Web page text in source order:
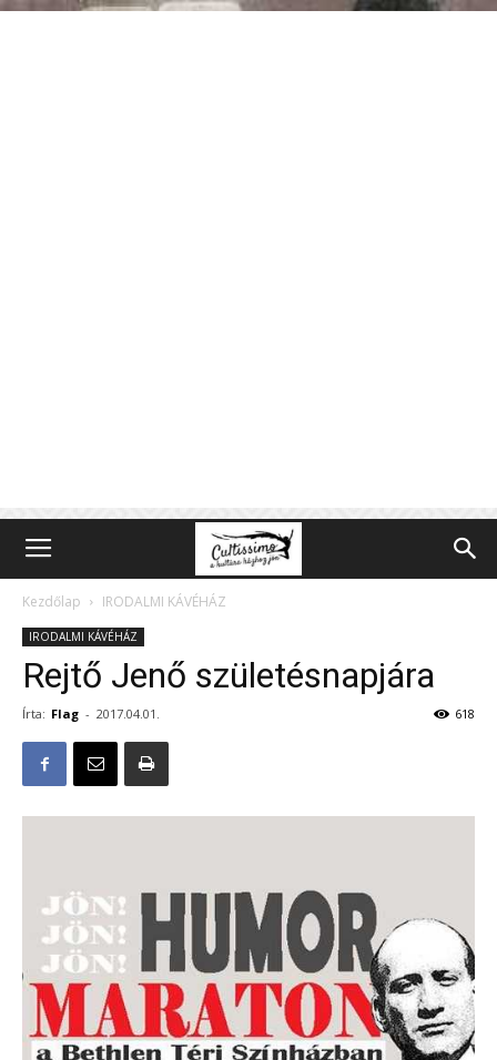
Kezdőlap IRODALMI KÁVÉHÁZ
IRODALMI KÁVÉHÁZ
Rejtő Jenő születésnapjára
Írta: Flag - 2017.04.01. 618